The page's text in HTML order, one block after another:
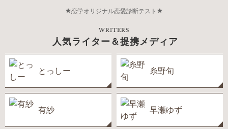
恋学オリジナル恋愛診断テスト
WRITERS
人気ライター＆提携メディア
とっしー 糸野旬
有紗 早瀬ゆず